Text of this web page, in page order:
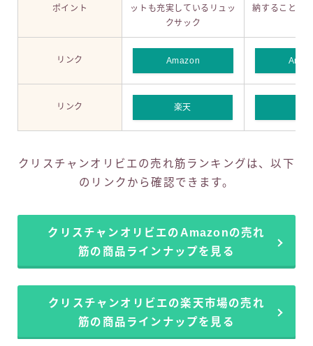
ポイント
ットも充実しているリュッ
クサック
納することが
リンク Amazon
リンク 楽天
クリスチャンオリビエの売れ筋ランキングは、以下
のリンクから確認できます。
クリスチャンオリビエのAmazonの売れ
筋の商品ラインナップを見る
クリスチャンオリビエの楽天市場の売れ
筋の商品ラインナップを見る